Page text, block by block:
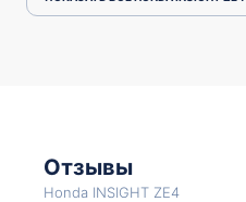
Отзывы
Honda INSIGHT ZE4